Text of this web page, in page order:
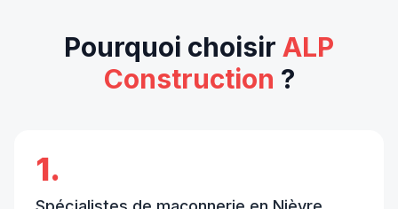
Pourquoi choisir ALP
Construction ?
1.